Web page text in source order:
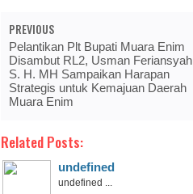
PREVIOUS
Pelantikan Plt Bupati Muara Enim
Disambut RL2, Usman Feriansyah
S. H. MH Sampaikan Harapan
Strategis untuk Kemajuan Daerah
Muara Enim
Related Posts:
undefined
undefined ...